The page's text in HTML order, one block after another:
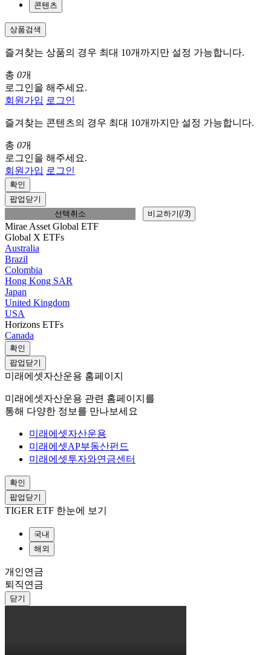
콘텐츠
상품검색
즐겨찾는 상품의 경우 최대 10개까지만 설정 가능합니다.
총 0개
로그인을 해주세요.
회원가입 로그인
즐겨찾는 콘텐츠의 경우 최대 10개까지만 설정 가능합니다.
총 0개
로그인을 해주세요.
회원가입 로그인
확인
팝업닫기
선택취소
비교하기(/3)
Mirae Asset Global ETF
Global X ETFs
Australia
Brazil
Colombia
Hong Kong SAR
Japan
United Kingdom
USA
Horizons ETFs
Canada
확인
팝업닫기
미래에셋자산운용 홈페이지
미래에셋자산운용 관련 홈페이지를
통해 다양한 정보를 만나보세요
미래에셋자산운용
미래에셋AP부동산펀드
미래에셋투자와연금센터
확인
팝업닫기
TIGER ETF 한눈에 보기
국내
해외
개인연금
퇴직연금
닫기